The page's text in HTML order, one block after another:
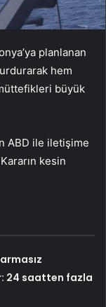
planlanan
hem
büyük
ABD ile iletişime
kesin
24 saatten fazla